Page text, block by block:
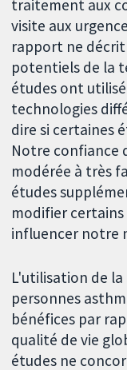
traitement aux
visite aux
rapport ne
potentiels de la
études ont
technologies
dire si certaines
Notre confiance
modérée à très
études
modifier
influencer notre
L'utilisation de
personnes
bénéfices par
qualité de vie
études ne